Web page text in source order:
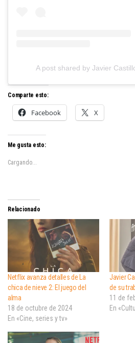
A post shared by Javier
Comparte esto:
Facebook X
Me gusta esto:
Cargando...
Relacionado
Netflix avanza detalles de La
chica de nieve 2: El juego del
alma
18 de octubre de 2024
En «Cine, series y tv»
Javier
de su
11 de
En